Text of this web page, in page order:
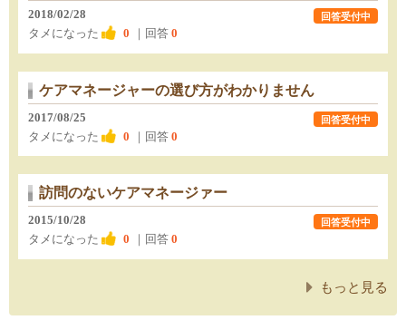
2018/02/28
タメになった
0 ｜回答 0
回答受付中
ケアマネージャーの選び方がわかりません
2017/08/25
タメになった
0 ｜回答 0
回答受付中
訪問のないケアマネージァー
2015/10/28
タメになった
0 ｜回答 0
回答受付中
もっと見る